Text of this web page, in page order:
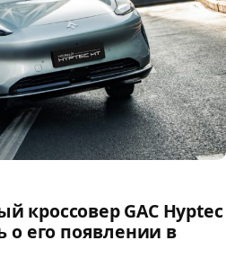
кроссовер GAC Hyptec
о его появлении в